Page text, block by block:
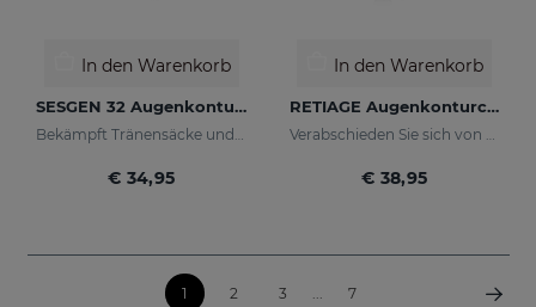
In den Warenkorb
SESGEN 32 Augenkonturcreme
Bekämpft Tränensäcke und Schlupflider
€ 34,95
In den Warenkorb
RETIAGE Augenkonturcreme
Verabschieden Sie sich von Krähenfüßen!
€ 38,95
1 2 3 ... 7